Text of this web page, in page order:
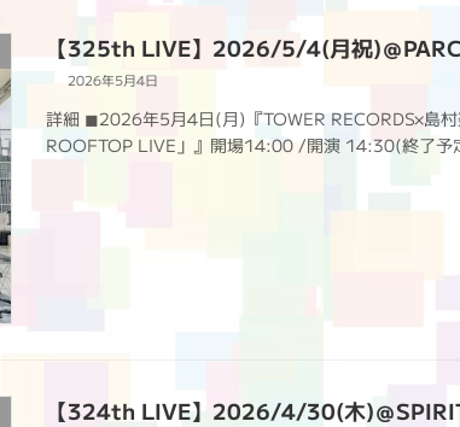
【325th LIVE】2026/5/4(月祝)＠
2026年5月4日
詳細 ◼︎2026年5月4日(月)『TOWER RECORDS×島
ROOFTOP LIVE」』開場14:00 /開演 14:30(終了
【324th LIVE】2026/4/30(木)＠